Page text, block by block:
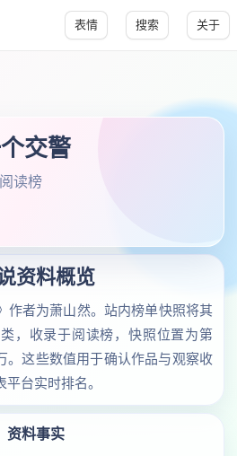
表情 搜索 关于
交警
读榜
资料概览
作者为萧山然。站内榜单快照将其
，收录于阅读榜，快照位置为第
。这些数值用于确认作品与观察收
台实时排名。
资料事实